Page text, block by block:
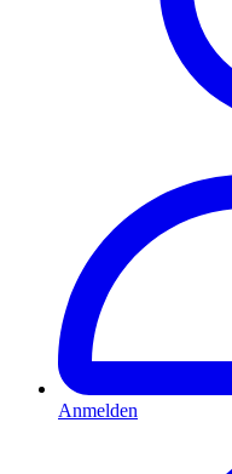
Anmelden